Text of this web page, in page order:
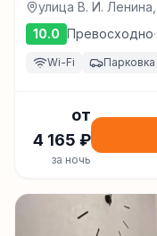
улица В. И.
10.0 Превосходно·
Wi-Fi Парковка
от
4 165 ₽
за ночь